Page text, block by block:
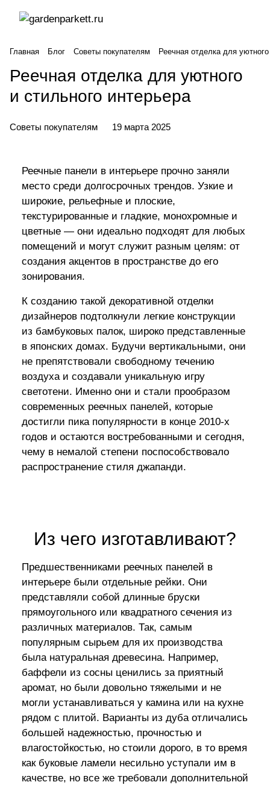
Главная Блог Советы покупателям Реечная отделка для
Реечная отделка для уютного
и стильного интерьера
Советы покупателям 19 марта 2025
Реечные панели в интерьере прочно заняли
место среди долгосрочных трендов. Узкие и
широкие, рельефные и плоские,
текстурированные и гладкие, монохромные и
цветные — они идеально подходят для любых
помещений и могут служит разным целям: от
создания акцентов в пространстве до его
зонирования.
К созданию такой декоративной отделки
дизайнеров подтолкнули легкие конструкции
из бамбуковых палок, широко представленные
в японских домах. Будучи вертикальными, они
не препятствовали свободному течению
воздуха и создавали уникальную игру
светотени. Именно они и стали прообразом
современных реечных панелей, которые
достигли пика популярности в конце 2010-х
годов и остаются востребованными и сегодня,
чему в немалой степени поспособствовало
распространение стиля джапанди.
Из чего изготавливают?
Предшественниками реечных панелей в
интерьере были отдельные рейки. Они
представляли собой длинные бруски
прямоугольного или квадратного сечения из
различных материалов. Так, самым
популярным сырьем для их производства
была натуральная древесина. Например,
баффели из сосны ценились за приятный
аромат, но были довольно тяжелыми и не
могли устанавливаться у камина или на кухне
рядом с плитой. Варианты из дуба отличались
большей надежностью, прочностью и
влагостойкостью, но стоили дорого, в то время
как буковые ламели несильно уступали им в
качестве, но все же требовали дополнительной